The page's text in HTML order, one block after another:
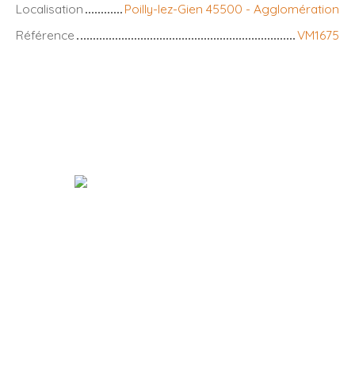
Localisation
Poilly-lez-Gien 45500 - Agglomération
Référence
VM1675